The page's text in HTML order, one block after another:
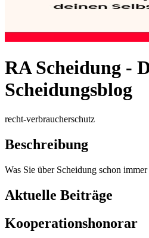
RA Scheidung -
Scheidungsblog
recht-verbraucherschutz
Beschreibung
Was Sie über Scheidung schon
Aktuelle Beiträge
Kooperationshonorar